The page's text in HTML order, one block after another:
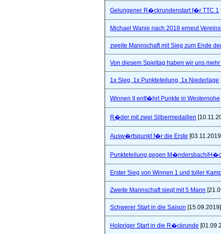
Gelungener R�ckrundenstart f�r TTC 1
Michael Wanie nach 2018 erneut
zweite Mannschaft mit Sieg zum Ende
Von diesem Spieltag haben wir uns mehr
1x Sieg, 1x Punkteteilung, 1x Niederlage
Winnen II entf�hrt Punkte in Westernohe
R�der mit zwei Silbermedaillen
Ausw�rtspunkt f�r die Erste
Punkteteilung gegen M�ndersbach/
Erster Sieg von Winnen 1 und toller
Zweite Mannschaft siegt mit 5 Mann
Schwerer Start in die Saison [15.09.2019]
Holpriger Start in die R�ckrunde